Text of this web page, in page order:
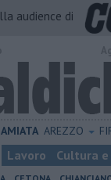
audience di
AMIATA AREZZO
Lavoro Cultura